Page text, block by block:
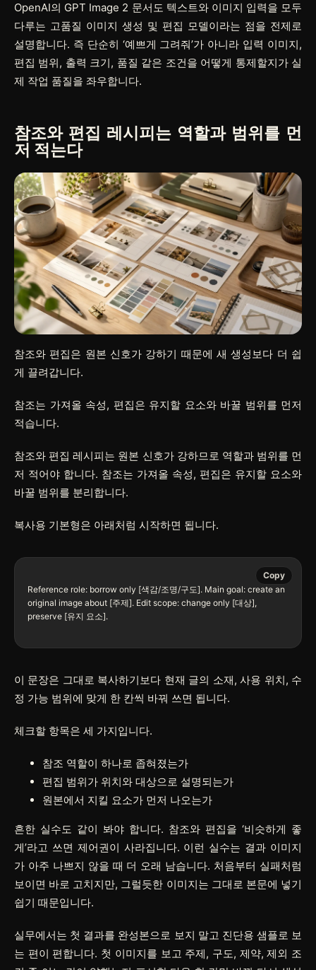
OpenAI의 GPT Image 2 문서도 텍스트와 이미지 입력을 모두
다루는 고품질 이미지 생성 및 편집 모델이라는 점을 전제로
설명합니다. 즉 단순히 ‘예쁘게 그려줘’가 아니라 입력 이미지,
편집 범위, 출력 크기, 품질 같은 조건을 어떻게 통제할지가 실
제 작업 품질을 좌우합니다.
참조와 편집 레시피는 역할과 범위를 먼
저 적는다
참조와 편집은 원본 신호가 강하기 때문에 새 생성보다 더 쉽
게 끌려갑니다.
참조는 가져올 속성, 편집은 유지할 요소와 바꿀 범위를 먼저
적습니다.
참조와 편집 레시피는 원본 신호가 강하므로 역할과 범위를 먼
저 적어야 합니다. 참조는 가져올 속성, 편집은 유지할 요소와
바꿀 범위를 분리합니다.
복사용 기본형은 아래처럼 시작하면 됩니다.
Reference role: borrow only [색감/조명/구도]. Main goal: create an
original image about [주제]. Edit scope: change only [대상],
preserve [유지 요소].
Copy
이 문장은 그대로 복사하기보다 현재 글의 소재, 사용 위치, 수
정 가능 범위에 맞게 한 칸씩 바꿔 쓰면 됩니다.
체크할 항목은 세 가지입니다.
참조 역할이 하나로 좁혀졌는가
편집 범위가 위치와 대상으로 설명되는가
원본에서 지킬 요소가 먼저 나오는가
흔한 실수도 같이 봐야 합니다. 참조와 편집을 ‘비슷하게 좋
게’라고 쓰면 제어권이 사라집니다. 이런 실수는 결과 이미지
가 아주 나쁘지 않을 때 더 오래 남습니다. 처음부터 실패처럼
보이면 바로 고치지만, 그럴듯한 이미지는 그대로 본문에 넣기
쉽기 때문입니다.
실무에서는 첫 결과를 완성본으로 보지 말고 진단용 샘플로 보
는 편이 편합니다. 첫 이미지를 보고 주제, 구도, 제약, 제외 조